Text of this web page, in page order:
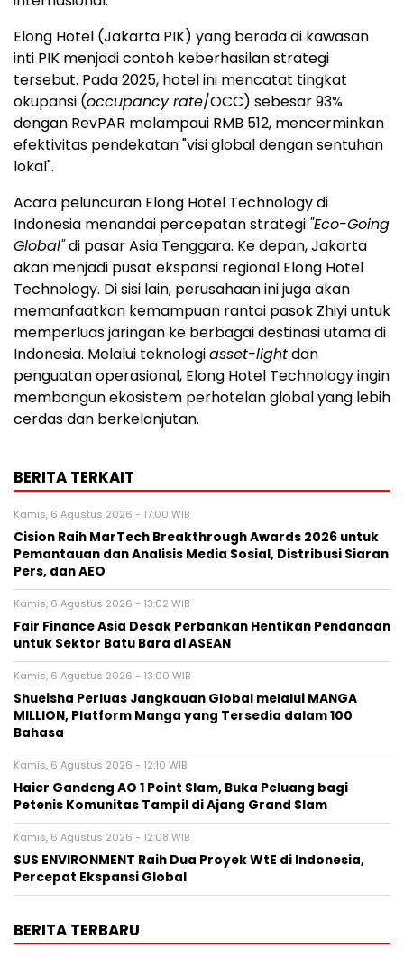
Elong Hotel (Jakarta PIK) yang berada di kawasan
inti PIK menjadi contoh keberhasilan strategi
tersebut. Pada 2025, hotel ini mencatat tingkat
okupansi (occupancy rate/OCC) sebesar 93%
dengan RevPAR melampaui RMB 512, mencerminkan
efektivitas pendekatan "visi global dengan sentuhan
lokal".
Acara peluncuran Elong Hotel Technology di
Indonesia menandai percepatan strategi "Eco-Going
Global"di pasar Asia Tenggara. Ke depan, Jakarta
akan menjadi pusat ekspansi regional Elong Hotel
Technology. Di sisi lain, perusahaan ini juga akan
memanfaatkan kemampuan rantai pasok Zhiyi untuk
memperluas jaringan ke berbagai destinasi utama di
Indonesia. Melalui teknologiasset-lightdan
penguatan operasional, Elong Hotel Technology ingin
membangun ekosistem perhotelan global yang lebih
cerdas dan berkelanjutan.
BERITA TERKAIT
Kamis, 6 Agustus 2026 - 17:00 WIB
Cision Raih MarTech Breakthrough Awards 2026 untuk
Pemantauan dan Analisis Media Sosial, Distribusi Siaran
Pers, dan AEO
Kamis, 6 Agustus 2026 - 13:02 WIB
Fair Finance Asia Desak Perbankan Hentikan Pendanaan
untuk Sektor Batu Bara di ASEAN
Kamis, 6 Agustus 2026 - 13:00 WIB
Shueisha Perluas Jangkauan Global melalui MANGA
MILLION, Platform Manga yang Tersedia dalam 100
Bahasa
Kamis, 6 Agustus 2026 - 12:10 WIB
Haier Gandeng AO 1 Point Slam, Buka Peluang bagi
Petenis Komunitas Tampil di Ajang Grand Slam
Kamis, 6 Agustus 2026 - 12:08 WIB
SUS ENVIRONMENT Raih Dua Proyek WtE di Indonesia,
Percepat Ekspansi Global
BERITA TERBARU